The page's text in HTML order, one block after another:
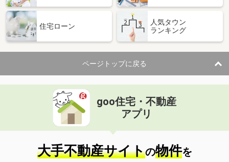
住宅ローン
人気タウン
ランキング
ページトップに戻る
goo住宅・不動産
アプリ
大手不動産サイトの物件を